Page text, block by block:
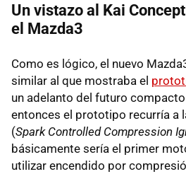
Un vistazo al Kai
el Mazda3
Como es lógico, el nuevo
similar al que mostraba el
un adelanto del futuro
entonces el prototipo recurría a
(Spark Controlled Compression
básicamente sería el primer
utilizar encendido por